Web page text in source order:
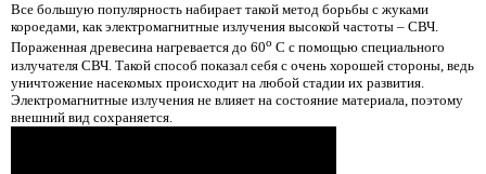
Все большую популярность набирает такой метод борьбы с жуками
короедами, как электромагнитные излучения высокой частоты – СВЧ.
Пораженная древесина нагревается до 60о С с помощью специального
излучателя СВЧ. Такой способ показал себя с очень хорошей стороны, ведь
уничтожение насекомых происходит на любой стадии их развития.
Электромагнитные излучения не влияет на состояние материала, поэтому
внешний вид сохраняется.